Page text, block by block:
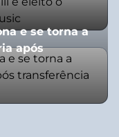
e se torna a
após